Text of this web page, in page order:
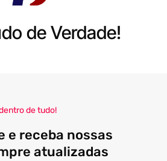
de Verdade!
de tudo!
e receba nossas
atualizadas